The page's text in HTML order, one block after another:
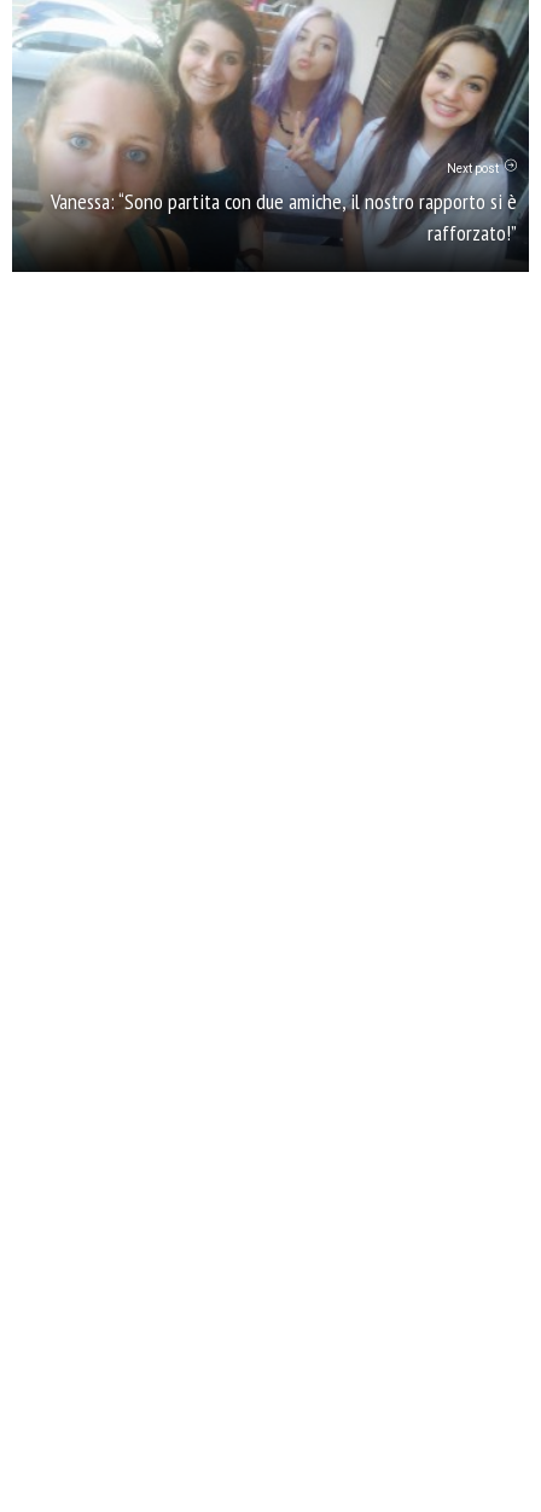
Next post
Vanessa: “Sono partita con due amiche, il nostro rapporto si è
rafforzato!”